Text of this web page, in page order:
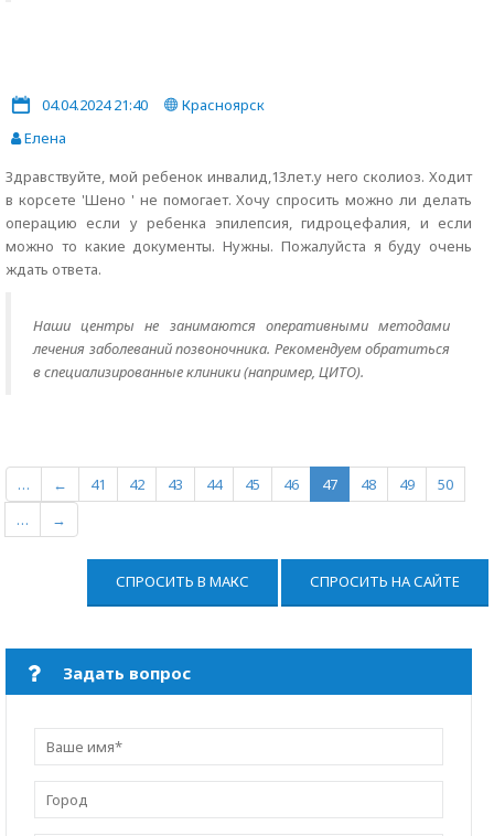
04.04.2024 21:40
Красноярск
Елена
Здравствуйте, мой ребенок инвалид,13лет.у него сколиоз. Ходит
в корсете 'Шено ' не помогает. Хочу спросить можно ли делать
операцию если у ребенка эпилепсия, гидроцефалия, и если
можно то какие документы. Нужны. Пожалуйста я буду очень
ждать ответа.
Наши центры не занимаются оперативными методами
лечения заболеваний позвоночника. Рекомендуем обратиться
в специализированные клиники (например, ЦИТО).
… ← 41 42 43 44 45 46 47 48 49
50
…
→
СПРОСИТЬ В МАКС СПРОСИТЬ НА САЙТЕ
Задать вопрос